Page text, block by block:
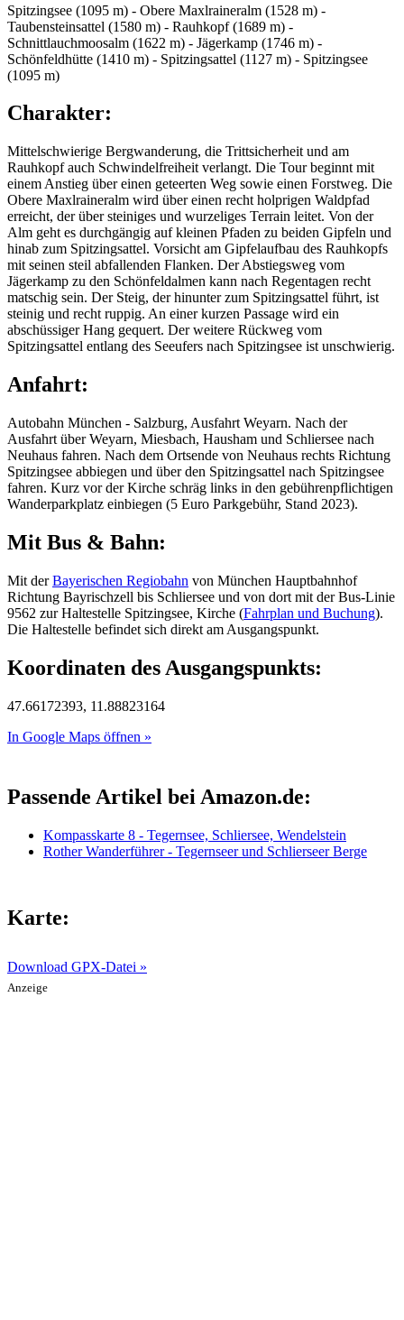
Spitzingsee (1095 m) - Obere Maxlraineralm (1528 m) -
Taubensteinsattel (1580 m) - Rauhkopf (1689 m) -
Schnittlauchmoosalm (1622 m) - Jägerkamp (1746 m) -
Schönfeldhütte (1410 m) - Spitzingsattel (1127 m) - Spitzingsee
(1095 m)
Charakter:
Mittelschwierige Bergwanderung, die Trittsicherheit und am
Rauhkopf auch Schwindelfreiheit verlangt. Die Tour beginnt mit
einem Anstieg über einen geteerten Weg sowie einen Forstweg. Die
Obere Maxlraineralm wird über einen recht holprigen Waldpfad
erreicht, der über steiniges und wurzeliges Terrain leitet. Von der
Alm geht es durchgängig auf kleinen Pfaden zu beiden Gipfeln und
hinab zum Spitzingsattel. Vorsicht am Gipfelaufbau des Rauhkopfs
mit seinen steil abfallenden Flanken. Der Abstiegsweg vom
Jägerkamp zu den Schönfeldalmen kann nach Regentagen recht
matschig sein. Der Steig, der hinunter zum Spitzingsattel führt, ist
steinig und recht ruppig. An einer kurzen Passage wird ein
abschüssiger Hang gequert. Der weitere Rückweg vom
Spitzingsattel entlang des Seeufers nach Spitzingsee ist unschwierig.
Anfahrt:
Autobahn München - Salzburg, Ausfahrt Weyarn. Nach der
Ausfahrt über Weyarn, Miesbach, Hausham und Schliersee nach
Neuhaus fahren. Nach dem Ortsende von Neuhaus rechts Richtung
Spitzingsee abbiegen und über den Spitzingsattel nach Spitzingsee
fahren. Kurz vor der Kirche schräg links in den gebührenpflichtigen
Wanderparkplatz einbiegen (5 Euro Parkgebühr, Stand 2023).
Mit Bus & Bahn:
Mit derBayerischen Regiobahn von München Hauptbahnhof
Richtung Bayrischzell bis Schliersee und von dort mit der Bus-Linie
9562 zur Haltestelle Spitzingsee, Kirche (Fahrplan und Buchung).
Die Haltestelle befindet sich direkt am Ausgangspunkt.
Koordinaten des Ausgangspunkts:
47.66172393, 11.88823164
In Google Maps öffnen »
Passende Artikel bei Amazon.de:
Kompasskarte 8 - Tegernsee, Schliersee, Wendelstein
Rother Wanderführer - Tegernseer und Schlierseer Berge
Karte:
Download GPX-Datei »
Anzeige